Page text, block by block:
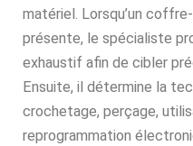
matériel. Lorsqu’un
présente, le spécialiste
exhaustif afin de cibler
Ensuite, il détermine la
crochetage, perçage,
reprogrammation